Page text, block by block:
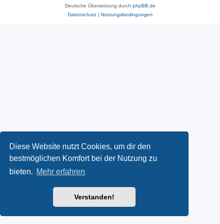
Diese Website nutzt Cookies, um dir den
bestmöglichen Komfort bei der Nutzung zu
bieten. Mehr erfahren
Verstanden!
Deutsche Übersetzung durch phpBB.de
Datenschutz| Nutzungsbedingungen